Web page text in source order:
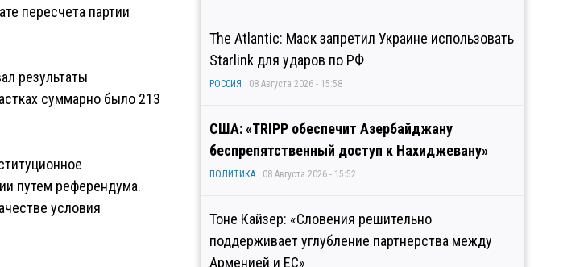
пересчета партии
результаты
суммарно было 213
путем референдума.
условия
The Atlantic: Маск запретил Украине использовать
Starlink для ударов по РФ
РОССИЯ 08 Августа 2026 - 15:58
США: «TRIPP обеспечит Азербайджану
беспрепятственный доступ к Нахиджевану»
ПОЛИТИКА 08 Августа 2026 - 15:52
Тоне Кайзер: «Словения решительно
поддерживает углубление партнерства между
Арменией и ЕС»